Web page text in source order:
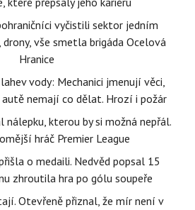
vyčistili sektor jedním
drony, vše smetla brigáda Ocelová
Hranice
vody: Mechanici jmenují věci,
nemají co dělat. Hrozí i požár
nálepku, kterou by si možná nepřál.
hráč Premier League
o medaili. Nedvěd popsal 15
zhroutila hra po gólu soupeře
Otevřeně přiznal, že mír není v